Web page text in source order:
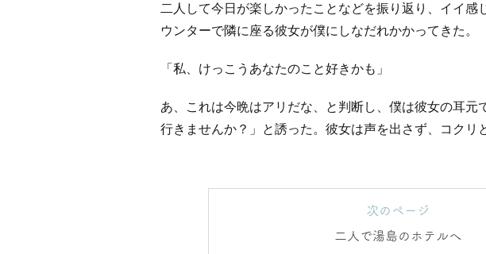
二人して今日が楽しかったことなどを振り返り、イイ感
ウンターで隣に座る彼女が僕にしなだれかかってきた。
「私、けっこうあなたのこと好きかも」
あ、これは今晩はアリだな、と判断し、僕は彼女の耳元
行きませんか？」と誘った。彼女は声を出さず、コクリ
次のページ
二人で湯島のホテルへ